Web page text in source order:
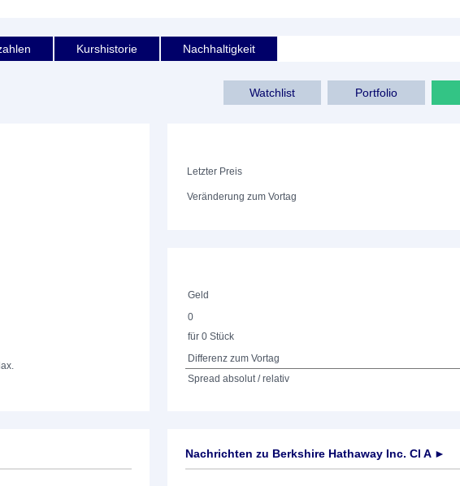
Kurshistorie Nachhaltigkeit
Watchlist Portfolio
Letzter Preis
Veränderung zum Vortag
Geld
0
für 0 Stück
Differenz zum Vortag
Spread absolut / relativ
Nachrichten zu Berkshire Hathaway Inc. Cl A►